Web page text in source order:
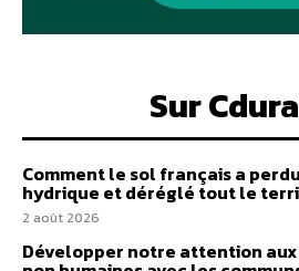
Sur
Comment le sol français a
hydrique et déréglé tout le
2 août 2026
Développer notre attention